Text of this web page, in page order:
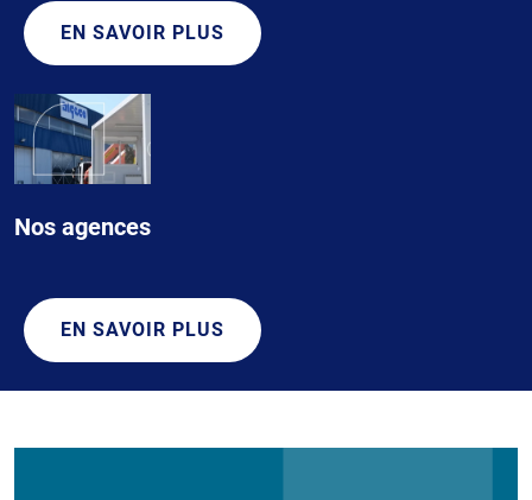
EN SAVOIR PLUS
Nos agences
EN SAVOIR PLUS